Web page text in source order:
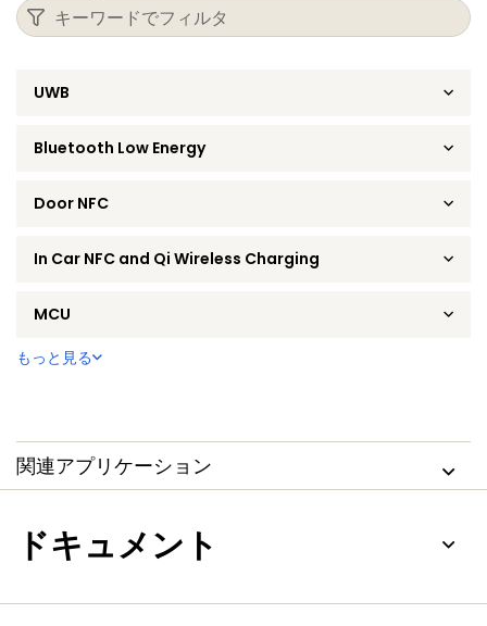
UWB
Bluetooth Low Energy
Door NFC
In Car NFC and Qi Wireless Charging
MCU
もっと見る
関連アプリケーション
ドキュメント